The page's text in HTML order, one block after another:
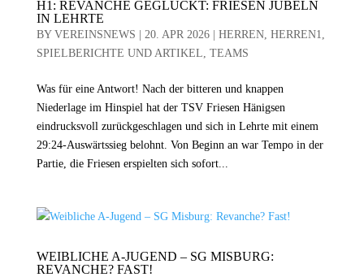
H1: REVANCHE GEGLÜCKT: FRIESEN JUBELN
IN LEHRTE
BY VEREINSNEWS 20. APR 2026| HERREN, HERREN1,
SPIELBERICHTE UND ARTIKEL, TEAMS
Was für eine Antwort! Nach der bitteren und knappen
Niederlage im Hinspiel hat der TSV Friesen Hänigsen
eindrucksvoll zurückgeschlagen und sich in Lehrte mit einem
29:24-Auswärtssieg belohnt. Von Beginn an war Tempo in der
Partie, die Friesen erspielten sich sofort...
WEIBLICHE A-JUGEND – SG MISBURG:
REVANCHE? FAST!